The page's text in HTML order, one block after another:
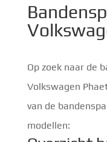
Op zoek naar de
Volkswagen
van de
modellen: